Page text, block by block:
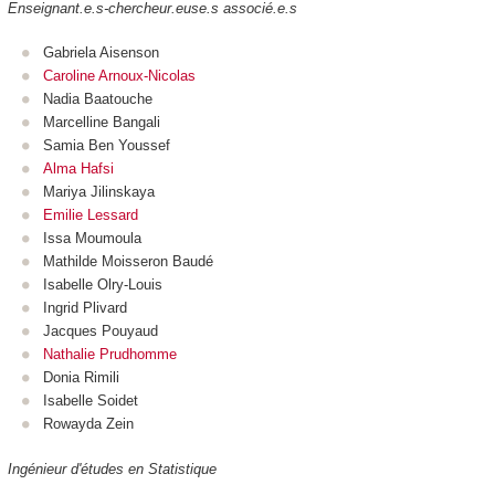
Enseignant.e.s-chercheur.euse.s associé.e.s
Gabriela Aisenson
Caroline Arnoux-Nicolas
Nadia Baatouche
Marcelline Bangali
Samia Ben Youssef
Alma Hafsi
Mariya Jilinskaya
Emilie Lessard
Issa Moumoula
Mathilde Moisseron Baudé
Isabelle Olry-Louis
Ingrid Plivard
Jacques Pouyaud
Nathalie Prudhomme
Donia Rimili
Isabelle Soidet
Rowayda Zein
Ingénieur d'études en Statistique